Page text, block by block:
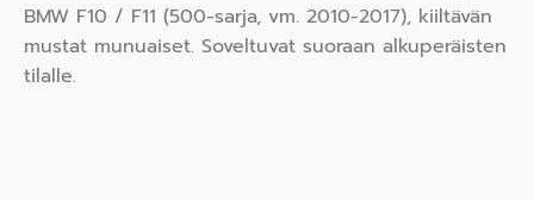
BMW F10 / F11 (500-sarja, vm. 2010-2017), kiiltävän
mustat munuaiset. Soveltuvat suoraan alkuperäisten
tilalle.